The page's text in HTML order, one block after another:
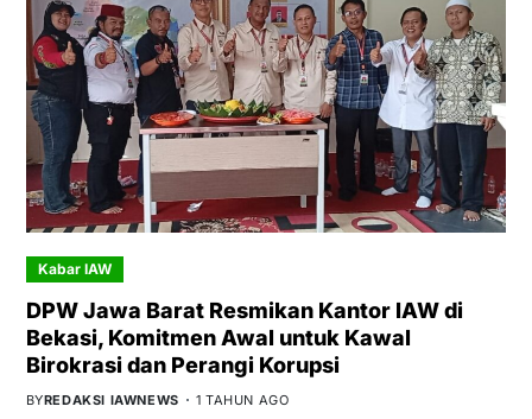
Kabar IAW
DPW Jawa Barat Resmikan Kantor IAW di
Bekasi, Komitmen Awal untuk Kawal
Birokrasi dan Perangi Korupsi
BYREDAKSI IAWNEWS 1 TAHUN AGO